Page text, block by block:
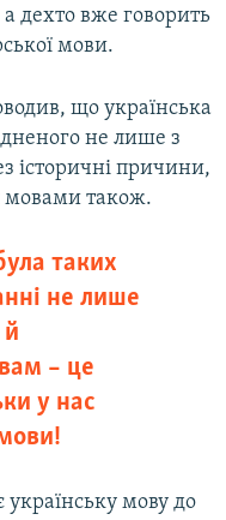
а дехто вже говорить
мови.
що українська
не лише з
історичні причини,
мовами також.
таких
не лише
й
– це
у нас
українську мову до